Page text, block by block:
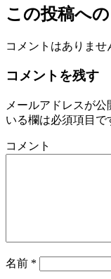
この投稿へ
コメントはありませ
コメントを残す
メールアドレスが公
いる欄は必須項目で
コメント
名前 *